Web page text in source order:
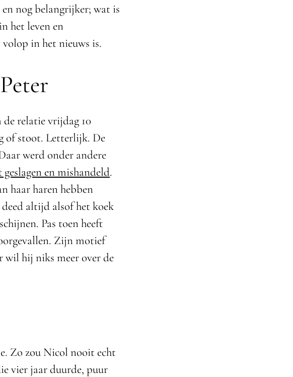
nog belangrijker; wat is
het leven en
in het nieuws is.
relatie vrijdag 10
of stoot. Letterlijk. De
werd onder andere
geslagen en mishandeld.
haar haren hebben
altijd alsof het koek
Pas toen heeft
Zijn motief
wil hij niks meer over de
Zo zou Nicol nooit echt
vier jaar duurde, puur